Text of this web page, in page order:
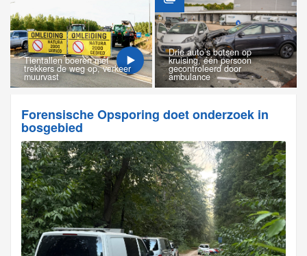
Tientallen boeren met
trekkers de weg op, verkeer
muurvast
Drie auto’s botsen op
kruising, één persoon
gecontroleerd door
ambulance
Forensische Opsporing doet onderzoek in
bosgebied